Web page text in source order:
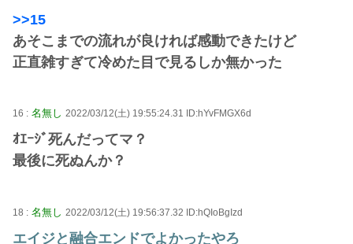
>>15
あそこまでの流れが良ければ感動できたけど
正直雑すぎて冷めた目で見るしか無かった
16 : 名無し 2022/03/12(土) 19:55:24.31 ID:hYvFMGX6d
ｵｴｰｼﾞ死んだってマ？
最後に死ぬんか？
18 : 名無し 2022/03/12(土) 19:56:37.32 ID:hQIoBgIzd
エイジと融合エンドでよかったやろ